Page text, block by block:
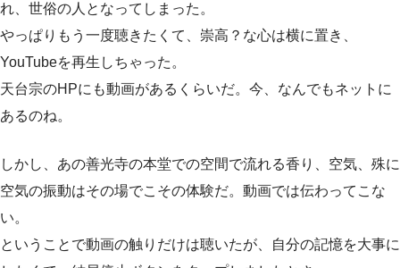
れ、世俗の人となってしまった。
やっぱりもう一度聴きたくて、崇高？な心は横に置き、
YouTubeを再生しちゃった。
天台宗のHPにも動画があるくらいだ。今、なんでもネットに
あるのね。
しかし、あの善光寺の本堂での空間で流れる香り、空気、殊に
空気の振動はその場でこその体験だ。動画では伝わってこな
い。
ということで動画の触りだけは聴いたが、自分の記憶を大事に